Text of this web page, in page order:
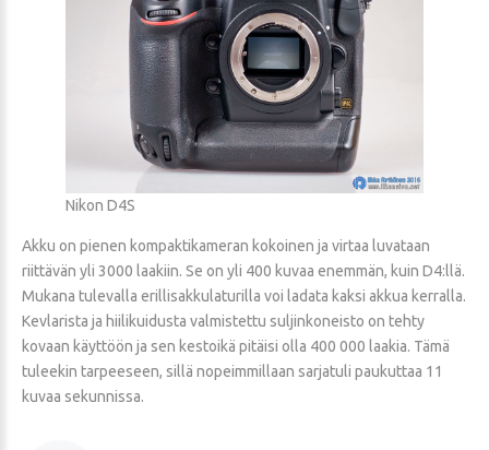
Nikon D4S
Akku on pienen kompaktikameran kokoinen ja virtaa luvataan
riittävän yli 3000 laakiin. Se on yli 400 kuvaa enemmän, kuin D4:llä.
Mukana tulevalla erillisakkulaturilla voi ladata kaksi akkua kerralla.
Kevlarista ja hiilikuidusta valmistettu suljinkoneisto on tehty
kovaan käyttöön ja sen kestoikä pitäisi olla 400 000 laakia. Tämä
tuleekin tarpeeseen, sillä nopeimmillaan sarjatuli paukuttaa 11
kuvaa sekunnissa.